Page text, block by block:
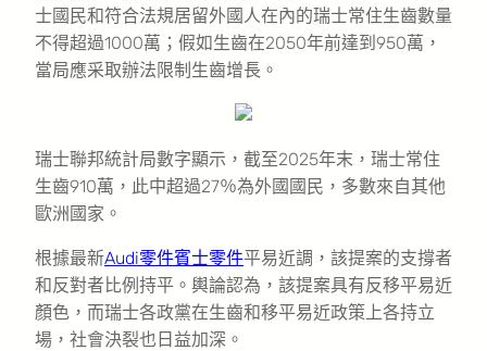
士國民和符合法規居留外國人在內的瑞士常住生齒數量
不得超過1000萬；假如生齒在2050年前達到950萬，
當局應采取辦法限制生齒增長。
瑞士聯邦統計局數字顯示，截至2025年末，瑞士常住
生齒910萬，此中超過27％為外國國民，多數來自其他
歐洲國家。
根據最新Audi零件賓士零件平易近調，該提案的支撐者
和反對者比例持平。輿論認為，該提案具有反移平易近
顏色，而瑞士各政黨在生齒和移平易近政策上各持立
場，社會決裂也日益加深。